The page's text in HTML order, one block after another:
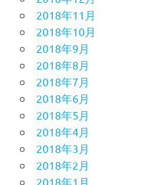
2018年11月
2018年10月
2018年9月
2018年8月
2018年7月
2018年6月
2018年5月
2018年4月
2018年3月
2018年2月
2018年1月